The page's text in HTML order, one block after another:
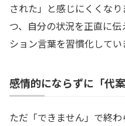
された」と感じにくくな
つ、自分の状況を正直に
ション言葉を習慣化してい
感情的にならずに「代
ただ「できません」で終わ